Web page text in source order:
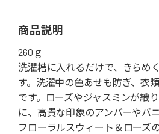
商品説明
260ｇ
洗濯槽に入れるだけで、きらめ
す。洗濯中の色あせも防ぎ、衣
です。ローズやジャスミンが織
に、高貴な印象のアンバーやバ
フローラルスウィート＆ローズ